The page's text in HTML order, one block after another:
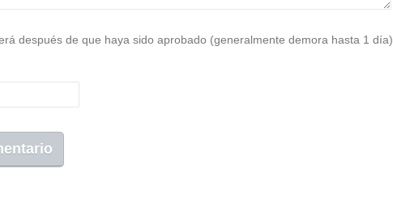
después de que haya sido aprobado (generalmente demora hasta 1 día).